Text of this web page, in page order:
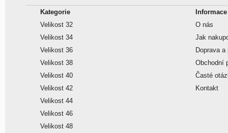
Kategorie
Velikost 32
Velikost 34
Velikost 36
Velikost 38
Velikost 40
Velikost 42
Velikost 44
Velikost 46
Velikost 48
Informace
O nás
Jak
Doprava a
Obchodní
Časté
Kontakt